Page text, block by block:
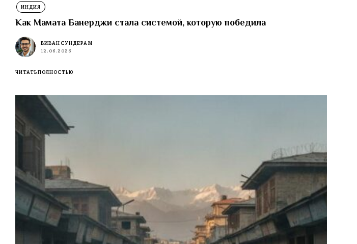
ИНДИЯ
Как Мамата Банерджи стала системой, которую победила
ВИВАН СУНДЕРАМ
12.06.2026
ЧИТАТЬ ПОЛНОСТЬЮ